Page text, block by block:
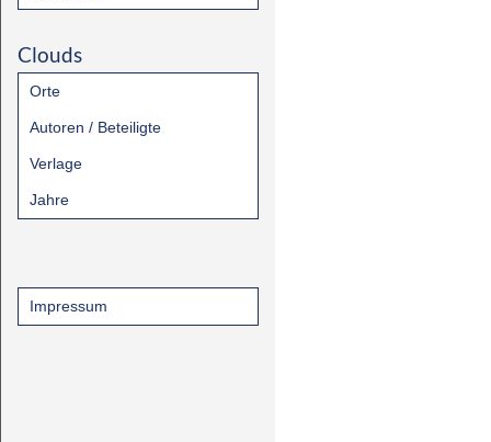
Clouds
Orte
Autoren / Beteiligte
Verlage
Jahre
Impressum